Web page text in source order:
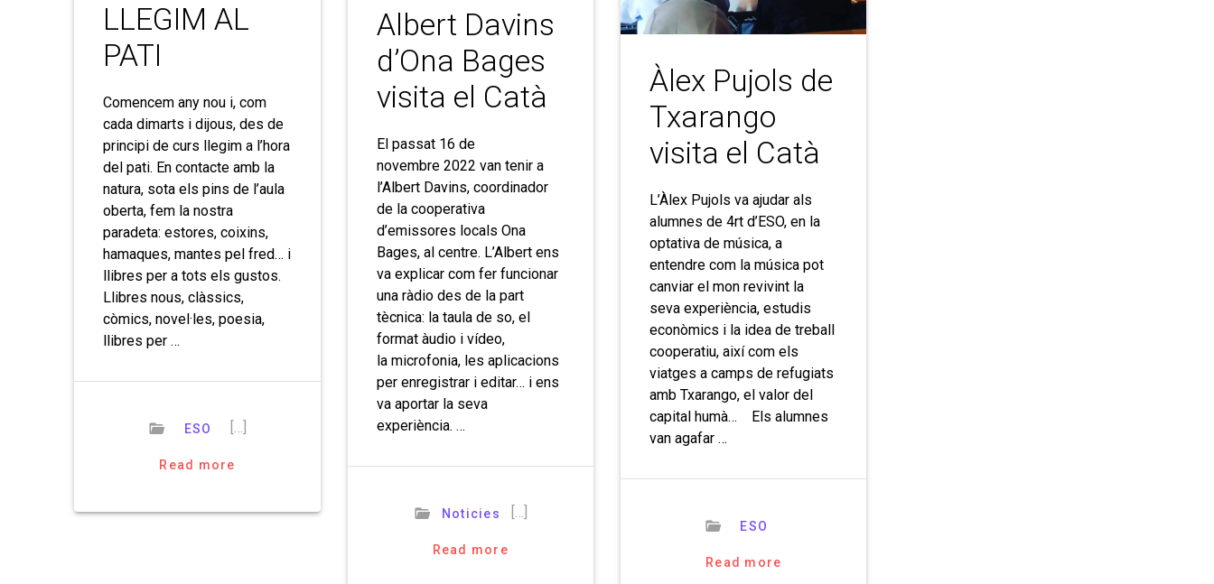
LLEGIM AL
PATI
Comencem any nou i, com
cada dimarts i dijous, des de
principi de curs llegim a l’hora
del pati. En contacte amb la
natura, sota els pins de l’aula
oberta, fem la nostra
paradeta: estores, coixins,
hamaques, mantes pel fred… i
llibres per a tots els gustos.
Llibres nous, clàssics,
còmics, novel·les, poesia,
llibres per …
ESO […]
Read more
Albert Davins
d’Ona Bages
visita el Catà
El passat 16 de
novembre 2022 van tenir a
l’Albert Davins, coordinador
de la cooperativa
d’emissores locals Ona
Bages, al centre. L’Albert ens
va explicar com fer funcionar
una ràdio des de la part
tècnica: la taula de so, el
format àudio i vídeo,
la microfonia, les aplicacions
per enregistrar i editar… i ens
va aportar la seva
experiència. …
Noticies […]
Read more
Àlex Pujols de
Txarango
visita el Catà
L’Àlex Pujols va ajudar als
alumnes de 4rt d’ESO, en la
optativa de música, a
entendre com la música pot
canviar el mon revivint la
seva experiència, estudis
econòmics i la idea de treball
cooperatiu, així com els
viatges a camps de refugiats
amb Txarango, el valor del
capital humà… Els alumnes
van agafar …
ESO
Read more